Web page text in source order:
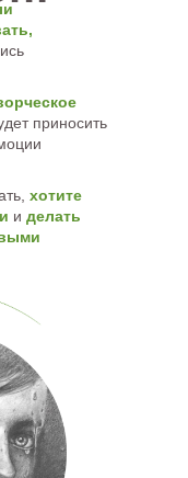
приносить
хотите
и делать